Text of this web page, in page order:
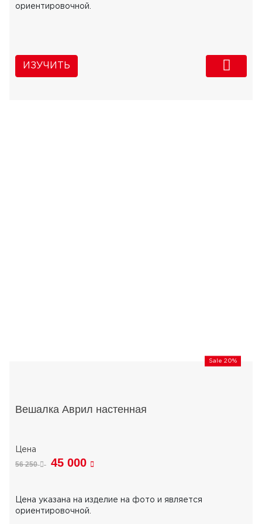
ориентировочной.
ИЗУЧИТЬ
Sale 20%
Вешалка Аврил настенная
56 250 45 000
Цена указана на изделие на фото и является
ориентировочной.